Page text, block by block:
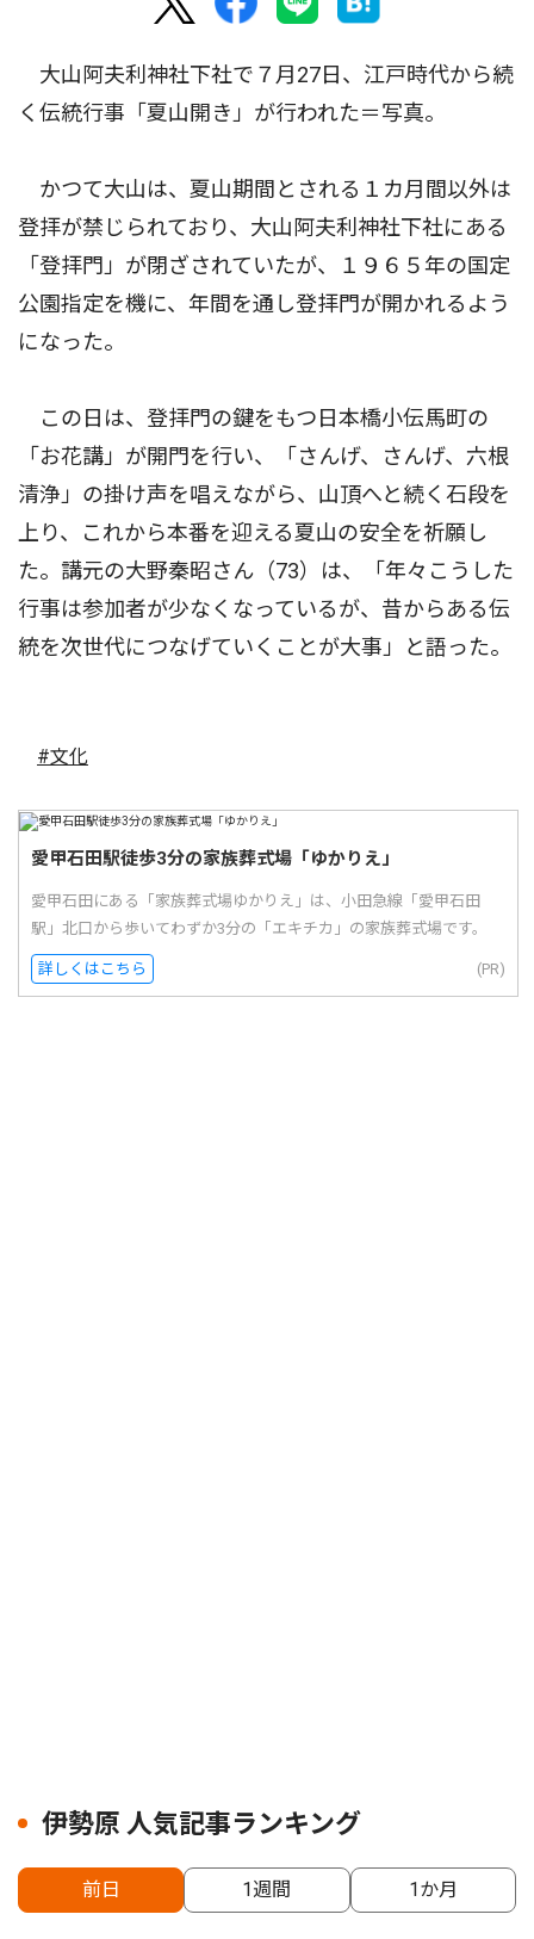
大山阿夫利神社下社で７月27日、江戸時代から続
く伝統行事「夏山開き」が行われた＝写真。
かつて大山は、夏山期間とされる１カ月間以外は
登拝が禁じられており、大山阿夫利神社下社にある
「登拝門」が閉ざされていたが、１９６５年の国定
公園指定を機に、年間を通し登拝門が開かれるよう
になった。
この日は、登拝門の鍵をもつ日本橋小伝馬町の
「お花講」が開門を行い、「さんげ、さんげ、六根
清浄」の掛け声を唱えながら、山頂へと続く石段を
上り、これから本番を迎える夏山の安全を祈願し
た。講元の大野秦昭さん（73）は、「年々こうした
行事は参加者が少なくなっているが、昔からある伝
統を次世代につなげていくことが大事」と語った。
#文化
愛甲石田駅徒歩3分の家族葬式場「ゆかりえ」
愛甲石田にある「家族葬式場ゆかりえ」は、小田急線「愛甲石田
駅」北口から歩いてわずか3分の「エキチカ」の家族葬式場です。
詳しくはこちら (PR)
伊勢原 人気記事ランキング
前日 1週間 1か月